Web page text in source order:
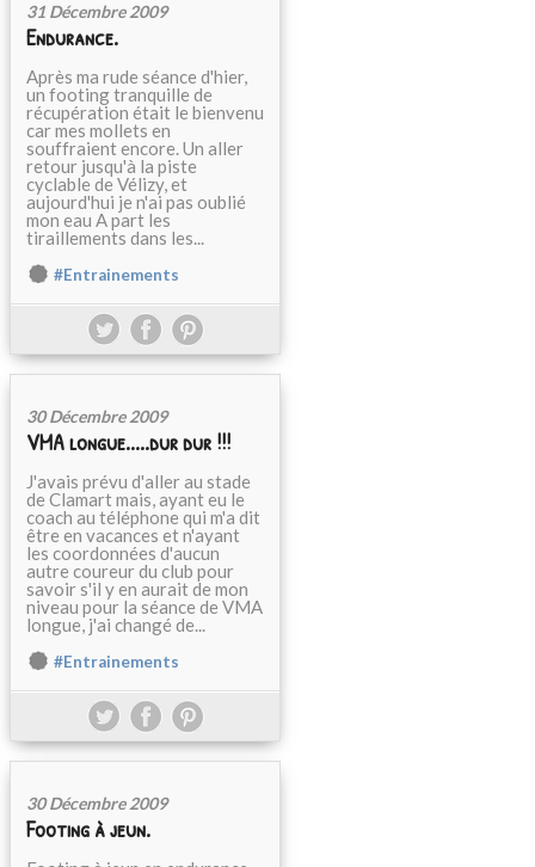
31 Décembre 2009
Endurance.
Après ma rude séance d'hier,
un footing tranquille de
récupération était le bienvenu
car mes mollets en
souffraient encore. Un aller
retour jusqu'à la piste
cyclable de Vélizy, et
aujourd'hui je n'ai pas oublié
mon eau A part les
tiraillements dans les...
#Entrainements
30 Décembre 2009
VMA longue.....dur dur !!!
J'avais prévu d'aller au stade
de Clamart mais, ayant eu le
coach au téléphone qui m'a dit
être en vacances et n'ayant
les coordonnées d'aucun
autre coureur du club pour
savoir s'il y en aurait de mon
niveau pour la séance de VMA
longue, j'ai changé de...
#Entrainements
30 Décembre 2009
Footing à jeun.